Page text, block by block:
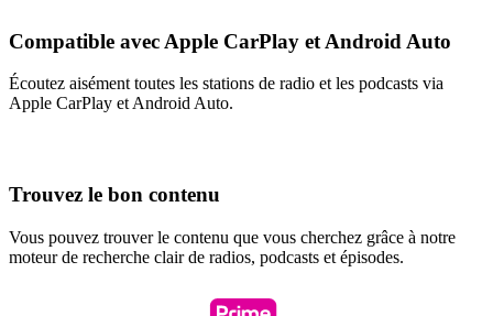
Compatible avec Apple CarPlay et Android Auto
Écoutez aisément toutes les stations de radio et les podcasts via
Apple CarPlay et Android Auto.
Trouvez le bon contenu
Vous pouvez trouver le contenu que vous cherchez grâce à notre
moteur de recherche clair de radios, podcasts et épisodes.